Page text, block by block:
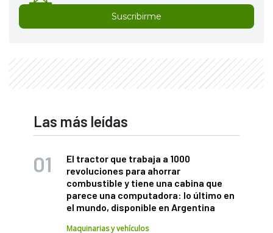
Suscribirme
Las más leídas
El tractor que trabaja a 1000
revoluciones para ahorrar
combustible y tiene una cabina que
parece una computadora: lo último en
el mundo, disponible en Argentina
Maquinarias y vehículos